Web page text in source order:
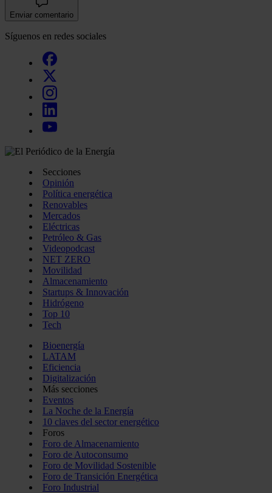
Enviar comentario
Síguenos en redes sociales
Secciones
Opinión
Política energética
Renovables
Mercados
Eléctricas
Petróleo & Gas
Videopodcast
NET ZERO
Movilidad
Almacenamiento
Startups & Innovación
Hidrógeno
Top 10
Tech
Bioenergía
LATAM
Eficiencia
Digitalización
Más secciones
Eventos
La Noche de la Energía
10 claves del sector energético
Foros
Foro de Almacenamiento
Foro de Autoconsumo
Foro de Movilidad Sostenible
Foro de Transición Energética
Foro Industrial